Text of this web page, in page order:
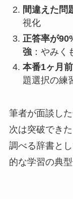
間違えた問
視化
正答率が
強：やみく
本番1ヶ月
題選択の練
筆者が面談し
次は突破でき
調べる辞書と
的な学習の典型